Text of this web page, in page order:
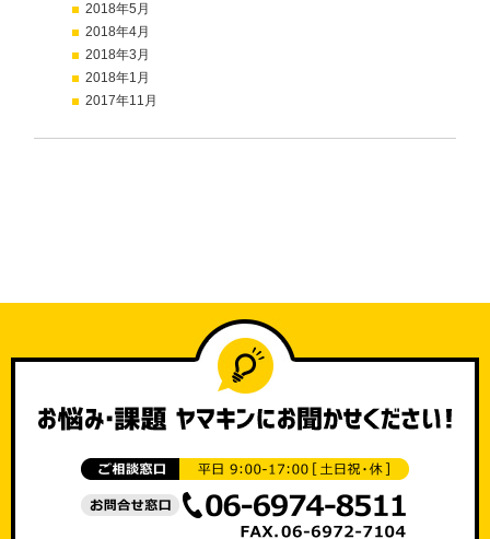
2018年5月
2018年4月
2018年3月
2018年1月
2017年11月